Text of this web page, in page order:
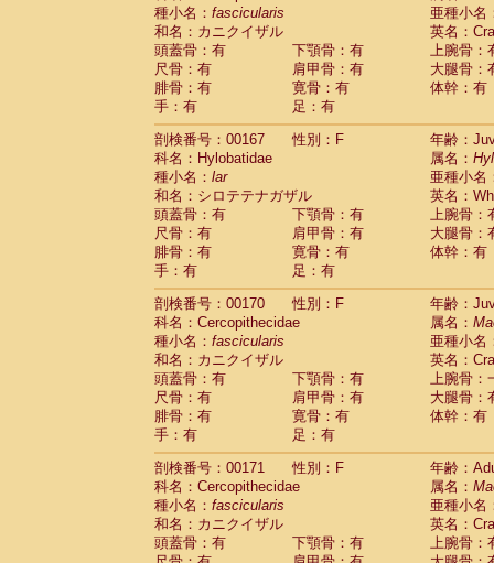
種小名： fascicularis
亜種小名
和名：カニクイザル
英名：
頭蓋骨：有
下顎骨：有
上腕骨：
尺骨：有
肩甲骨：有
大腿骨：
腓骨：有
寛骨：有
体幹：有
手：有
足：有
剖検番号：00167
性別：F
年齢：
科名：Hylobatidae
属名：
種小名： lar
亜種小名
和名：シロテテナガザル
英名：
頭蓋骨：有
下顎骨：有
上腕骨：
尺骨：有
肩甲骨：有
大腿骨：
腓骨：有
寛骨：有
体幹：有
手：有
足：有
剖検番号：00170
性別：F
年齢：
科名：Cercopithecidae
属名：
種小名： fascicularis
亜種小名
和名：カニクイザル
英名：
頭蓋骨：有
下顎骨：有
上腕骨：
尺骨：有
肩甲骨：有
大腿骨：
腓骨：有
寛骨：有
体幹：有
手：有
足：有
剖検番号：00171
性別：F
年齢：
科名：Cercopithecidae
属名：
種小名： fascicularis
亜種小名
和名：カニクイザル
英名：
頭蓋骨：有
下顎骨：有
上腕骨：